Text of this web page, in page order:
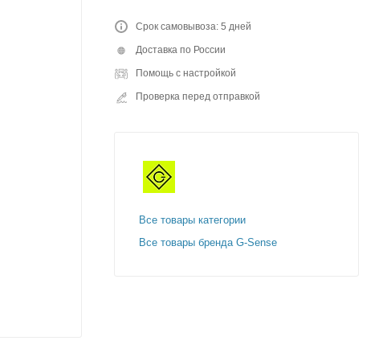
Срок самовывоза: 5 дней
Доставка по России
Помощь с настройкой
Проверка перед отправкой
Все товары категории
Все товары бренда G-Sense